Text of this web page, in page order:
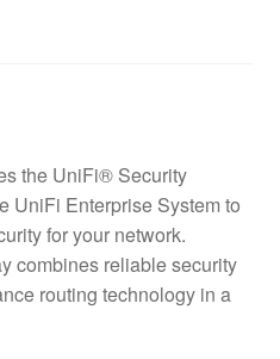
the UniFi® Security
UniFi Enterprise System to
for your network.
combines reliable security
routing technology in a